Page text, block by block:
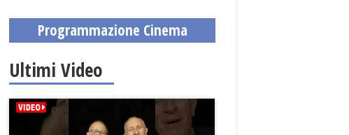
Programmazione Cinema
Ultimi Video